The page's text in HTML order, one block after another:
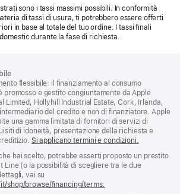
sono i tassi massimi possibili. In conformità
di tassi di usura, ti potrebbero essere offerti
in base al totale del tuo ordine. I tassi finali
durante la fase di richiesta.
flessibile: il finanziamento al consumo
promosso e gestito congiuntamente da Apple
Limited, Hollyhill Industrial Estate, Cork, Irlanda,
del credito e non di finanziatore. Apple
una gamma limitata di fornitori di servizi di
di idoneità, presentazione della richiesta e
Si applicano termini e condizioni.
hai scelto, potrebbe esserti proposto un prestito
Line (o la possibilità di scegliere tra le due
vai su
shop/browse/financing/terms.